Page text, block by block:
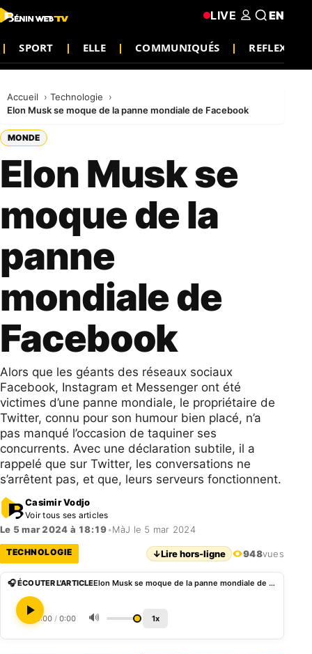
SPORT ELLE COMMUNIQUÉS REFLEXION
LIVE EN
Accueil
Technologie
Elon Musk se moque de la panne mondiale de Facebook
MONDE
Elon Musk se
moque de la
panne
mondiale de
Facebook
Alors que les géants des réseaux sociaux
Facebook, Instagram et Messenger ont été
victimes d’une panne mondiale, le propriétaire de
Twitter, connu pour son humour bien placé, n’a
pas manqué l’occasion de taquiner ses
concurrents. Avec une déclaration subtile, il a
rappelé que sur Twitter, les conversations ne
s’arrêtent pas, et que, leurs serveurs fonctionnent.
Casimir Vodjo
Voir tous ses articles
Le 5 mar 2024 à 18:19•MàJ le 5 mar 2024
TECHNOLOGIE ↓Lire hors-ligne 948vues
🎧 ÉCOUTER L'ARTICLE Elon Musk se moque de la panne mondiale de Facebook
0:00 / 0:00 🔊 1x